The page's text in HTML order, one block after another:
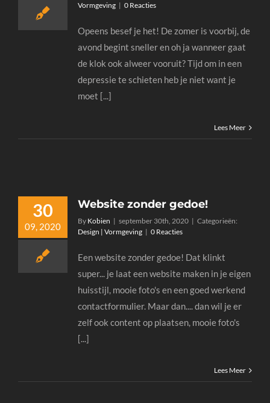
Vormgeving | 0 Reacties
Opeens besef je het! De zomer is voorbij, de
avond begint sneller en oh ja wanneer gaat
de klok ook alweer vooruit? Tijd om in een
depressie te schieten heb je niet want je
moet [...]
Lees Meer
30
09, 2020
Website zonder gedoe!
By Kobien | september 30th, 2020 | Categorieën:
Design | Vormgeving | 0 Reacties
Een website zonder gedoe! Dat klinkt
super... je laat een website maken in je eigen
huisstijl, mooie foto's en een goed werkend
contactformulier. Maar dan.... dan wil je er
zelf ook content op plaatsen, mooie foto's
[...]
Lees Meer